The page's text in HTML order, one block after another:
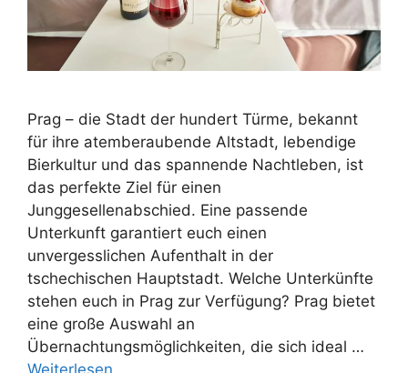
Prag – die Stadt der hundert Türme, bekannt
für ihre atemberaubende Altstadt, lebendige
Bierkultur und das spannende Nachtleben, ist
das perfekte Ziel für einen
Junggesellenabschied. Eine passende
Unterkunft garantiert euch einen
unvergesslichen Aufenthalt in der
tschechischen Hauptstadt. Welche Unterkünfte
stehen euch in Prag zur Verfügung? Prag bietet
eine große Auswahl an
Übernachtungsmöglichkeiten, die sich ideal …